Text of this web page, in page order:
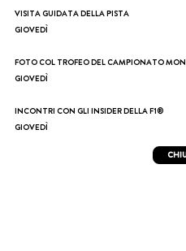
VISITA GUIDATA DELLA PISTA
GIOVEDÌ
FOTO COL TROFEO DEL CAMPIONATO
GIOVEDÌ
INCONTRI CON GLI INSIDER DELLA F1®
GIOVEDÌ